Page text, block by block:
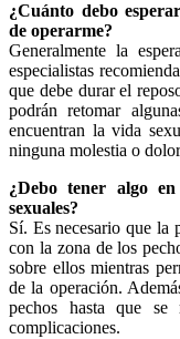
¿Cuánto debo
de operarme?
Generalmente la
especialistas
que debe durar el
podrán retomar
encuentran la vida
ninguna molestia o
¿Debo tener algo
sexuales?
Sí. Es necesario que la
con la zona de los
sobre ellos mientras
de la operación.
pechos hasta que
complicaciones.